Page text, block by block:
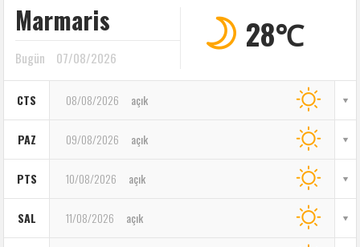
Marmaris
Bugün 07/08/2026
28℃
CTS 08/08/2026 açık
PAZ 09/08/2026 açık
PTS 10/08/2026 açık
SAL 11/08/2026 açık